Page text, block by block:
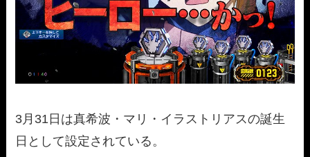
3月31日は真希波・マリ・イラストリアスの誕生
日として設定されている。